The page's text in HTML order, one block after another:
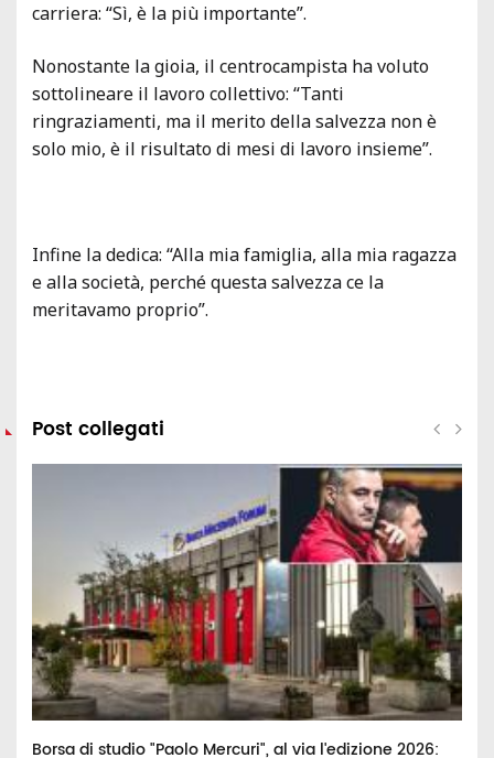
carriera: “Sì, è la più importante”.
Nonostante la gioia, il centrocampista ha voluto
sottolineare il lavoro collettivo: “Tanti
ringraziamenti, ma il merito della salvezza non è
solo mio, è il risultato di mesi di lavoro insieme”.
Infine la dedica: “Alla mia famiglia, alla mia ragazza
e alla società, perché questa salvezza ce la
meritavamo proprio”.
Post collegati
Borsa di studio "Paolo Mercuri", al via l'edizione 2026: